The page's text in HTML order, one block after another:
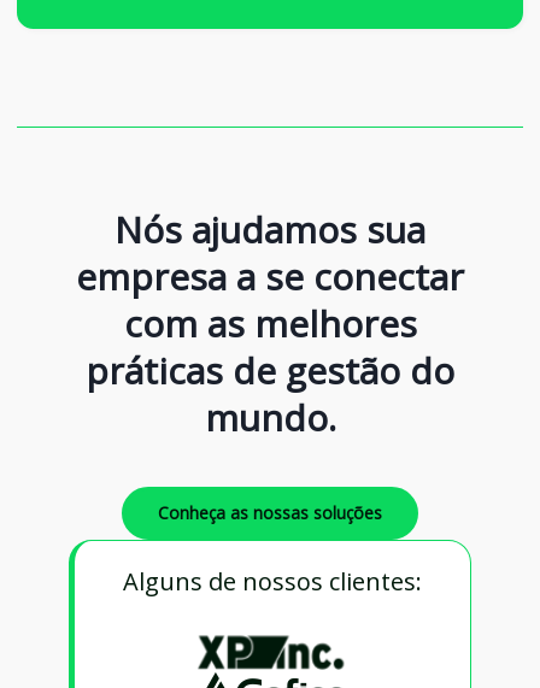
Nós ajudamos sua
empresa a se conectar
com as melhores
práticas de gestão do
mundo.
Conheça as nossas soluções
Alguns de nossos clientes: